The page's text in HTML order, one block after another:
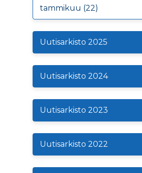
tammikuu (22)
Uutisarkisto 2025
Uutisarkisto 2024
Uutisarkisto 2023
Uutisarkisto 2022